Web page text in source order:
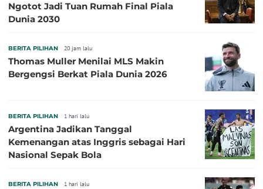
Ngotot Jadi Tuan Rumah Final Piala
Dunia 2030
BERITA PILIHAN 20 jam lalu
Thomas Muller Menilai MLS Makin
Bergengsi Berkat Piala Dunia 2026
BERITA PILIHAN 1 hari lalu
Argentina Jadikan Tanggal
Kemenangan atas Inggris sebagai Hari
Nasional Sepak Bola
BERITA PILIHAN 1 hari lalu